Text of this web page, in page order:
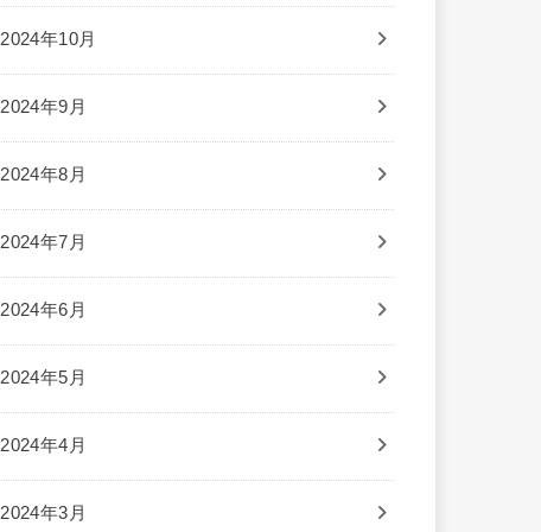
2024年10月
2024年9月
2024年8月
2024年7月
2024年6月
2024年5月
2024年4月
2024年3月